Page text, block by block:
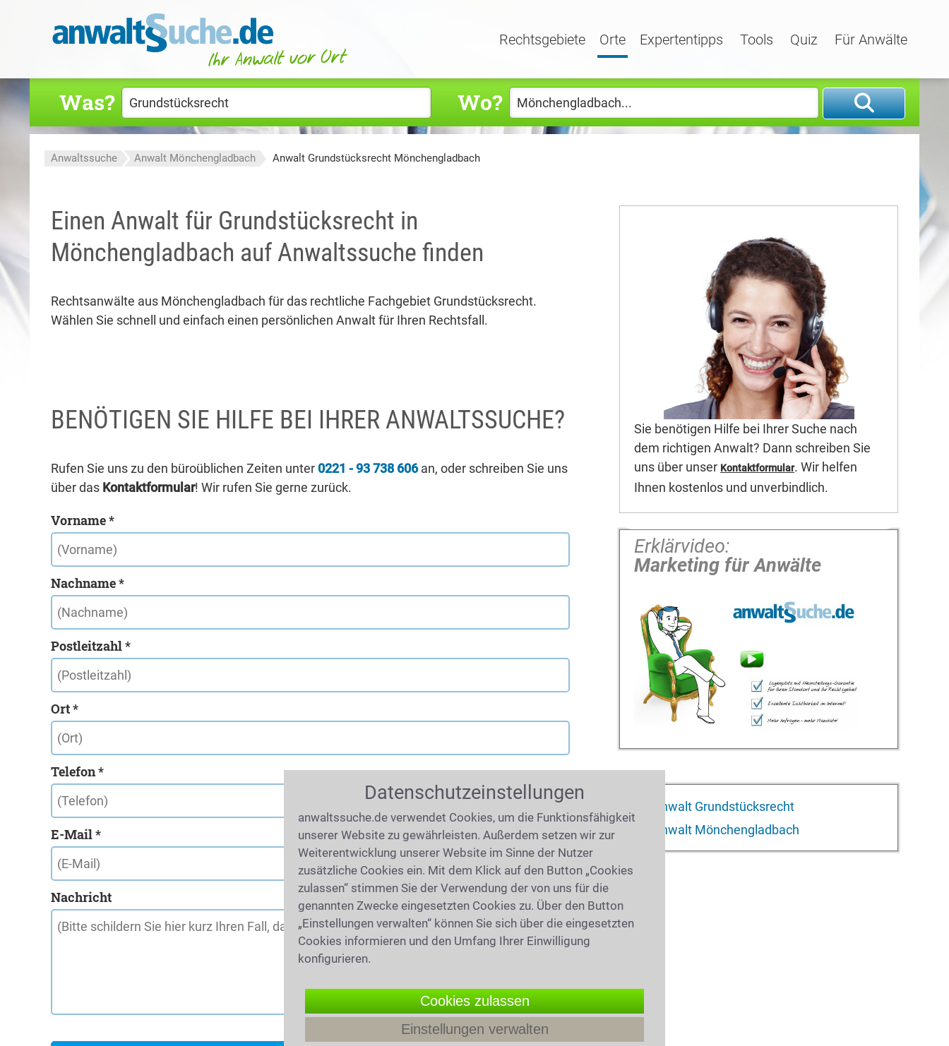
Rechtsgebiete Orte Expertentipps Tools Quiz Für Anwälte
Was? Wo?
Anwaltssuche Anwalt Mönchengladbach Anwalt Grundstücksrecht Mönchengladbach
Einen Anwalt für Grundstücksrecht in
Mönchengladbach auf Anwaltssuche finden
Rechtsanwälte aus Mönchengladbach für das rechtliche Fachgebiet Grundstücksrecht.
Wählen Sie schnell und einfach einen persönlichen Anwalt für Ihren Rechtsfall.
BENÖTIGEN SIE HILFE BEI IHRER ANWALTSSUCHE?
Rufen Sie uns zu den büroüblichen Zeiten unter 0221 - 93 738 606an, oder schreiben Sie uns
über das Kontaktformular! Wir rufen Sie gerne zurück.
Vorname *
Nachname *
Postleitzahl *
Ort *
Telefon *
E-Mail *
Nachricht
Sie benötigen Hilfe bei Ihrer Suche nach
dem richtigen Anwalt? Dann schreiben Sie
uns über unser Kontaktformular. Wir helfen
Ihnen kostenlos und unverbindlich.
Erklärvideo:
Marketing für Anwälte
Anwalt Grundstücksrecht
Anwalt Mönchengladbach
Datenschutzeinstellungen
anwaltssuche.de verwendet Cookies, um die Funktionsfähigkeit
unserer Website zu gewährleisten. Außerdem setzen wir zur
Weiterentwicklung unserer Website im Sinne der Nutzer
zusätzliche Cookies ein. Mit dem Klick auf den Button „Cookies
zulassen“ stimmen Sie der Verwendung der von uns für die
genannten Zwecke eingesetzten Cookies zu. Über den Button
„Einstellungen verwalten“ können Sie sich über die eingesetzten
Cookies informieren und den Umfang Ihrer Einwilligung
konfigurieren.
Cookies zulassen
Einstellungen verwalten